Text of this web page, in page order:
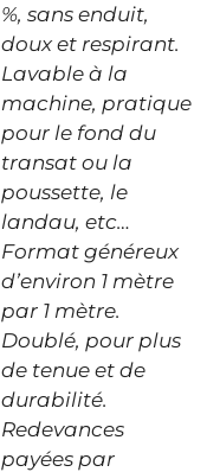
%, sans enduit,
doux et respirant.
Lavable à la
machine, pratique
pour le fond du
transat ou la
poussette, le
landau, etc…
Format généreux
d’environ 1 mètre
par 1 mètre.
Doublé, pour plus
de tenue et de
durabilité.
Redevances
payées par